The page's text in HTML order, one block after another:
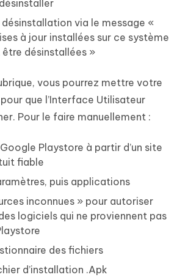
via le message «
à jour installées sur ce système
désinstallées »
vous pourrez mettre votre
que l’Interface Utilisateur
Pour le faire manuellement :
Playstore à partir d’un site
fiable
puis applications
inconnues » pour autoriser
logiciels qui ne proviennent pas
des fichiers
d’installation .Apk